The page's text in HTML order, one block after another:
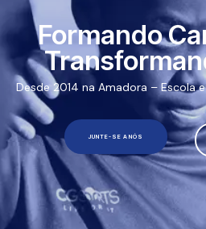
JUNTE-SE A NÓS
Desde 2014 na Amadora – Escola
Formando